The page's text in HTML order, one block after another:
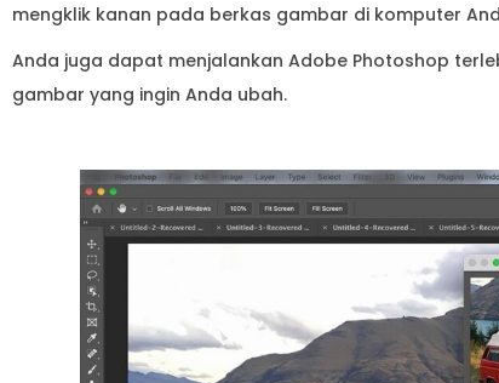
mengklik kanan pada berkas gambar di komputer
Anda juga dapat menjalankan Adobe Photoshop
gambar yang ingin Anda ubah.